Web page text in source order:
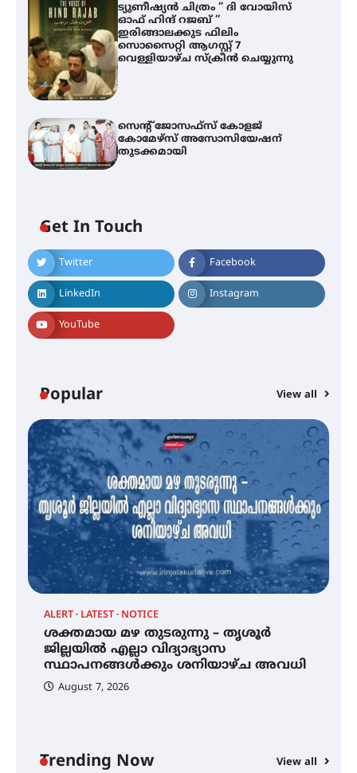
ട്യുണീഷ്യൻ ചിത്രം ” ദി വോയിസ്
ഓഫ് ഹിന്ദ് റജബ് ”
ഇരിങ്ങാലക്കുട ഫിലിം
സൊസൈറ്റി ആഗസ്റ്റ് 7
വെള്ളിയാഴ്ച സ്‌ക്രീൻ ചെയ്യുന്നു
സെന്റ് ജോസഫ്സ് കോളജ്
കോമേഴ്‌സ് അസോസിയേഷന്
തുടക്കമായി
Get In Touch
Twitter Facebook
LinkedIn Instagram
YouTube
Popular View all
ALERT LATEST NOTICE
ശക്തമായ മഴ തുടരുന്നു – തൃശൂർ
ജില്ലയിൽ എല്ലാ വിദ്യാഭ്യാസ
സ്ഥാപനങ്ങൾക്കും ശനിയാഴ്ച അവധി
August 7, 2026
Trending Now View all
എം.ജി. യൂണിവേഴ്‌സിറ്റിയിൽ നിന്ന്
ഇംഗ്ളീഷ് സാഹിത്യത്തിൽ
ഡോക്ടറേറ്റ് നേടിയ എൻ. ആര്യ
വെള്ളിയാഴ്ച സ്‌ക്രീൻ ചെയ്യുന്നു
സെന്റ് ജോസഫ്സ് കോളജ്
കോമേഴ്‌സ് അസോസിയേഷന്
തുടക്കമായി
കോമേഴ്സ് എക്സ്പോയുമായി
എസ് എൻ ഹയർ സെക്കൻഡറി
വിദ്യാർത്ഥികൾ
സർഗ്ഗസാഹിതി- കവിതാസംഗമം
2026 കവിതാ ചർച്ച കാട്ടൂർ, ടി. കെ.
ബാലൻ ഹാളിൽ 16ന്
അവധി